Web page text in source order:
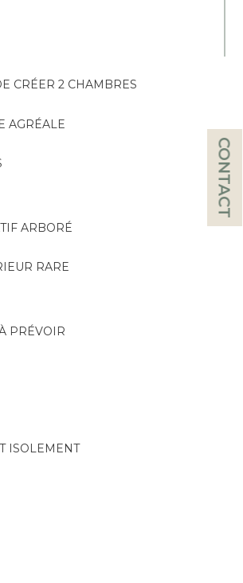
CONTACT
CRÉER 2 CHAMBRES
AGRÉALE
ARBORÉ
RARE
PRÉVOIR
ISOLEMENT